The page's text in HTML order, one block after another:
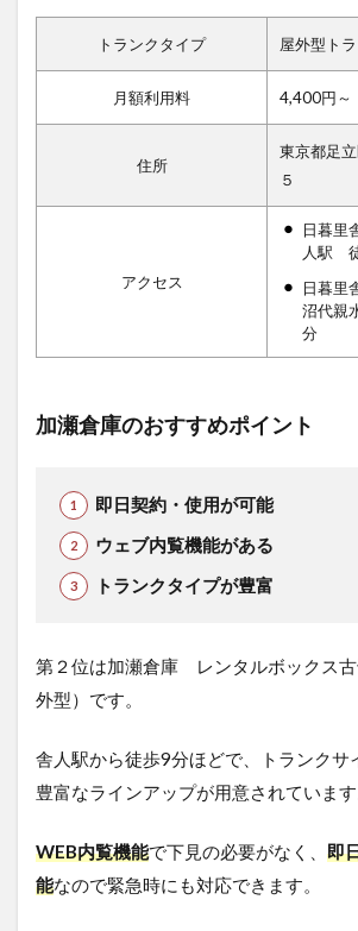
トランクタイプ 屋外型ト
月額利用料 4,400円～
住所
東京都足
５
アクセス
日暮里
人駅
日暮里
沼代親
分
加瀬倉庫のおすすめポイント
即日契約・使用が可能
ウェブ内覧機能がある
トランクタイプが豊富
第２位は加瀬倉庫 レンタルボックス
外型）です。
舎人駅から徒歩9分ほどで、トランクサ
豊富なラインアップが用意されています
WEB内覧機能で下見の必要がなく、 即
能なので緊急時にも対応できます。